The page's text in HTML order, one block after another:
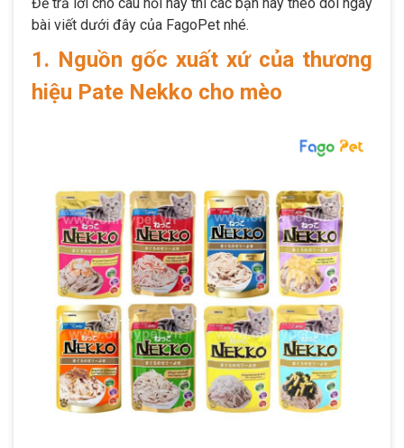
bài viết dưới đây của FagoPet nhé.
1. Nguồn gốc xuất xứ của thương
hiệu Pate Nekko cho mèo